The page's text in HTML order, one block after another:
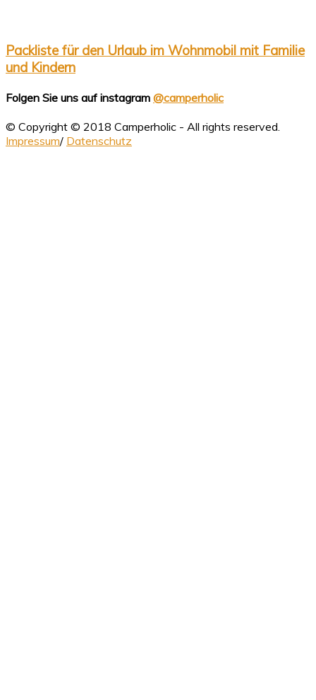
Packliste für den Urlaub im Wohnmobil mit Familie
und Kindern
Folgen Sie uns auf instagram @camperholic
© Copyright © 2018 Camperholic - All rights reserved.
Impressum/ Datenschutz